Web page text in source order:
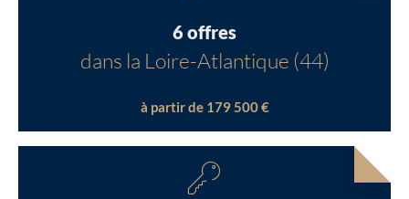
6 offres
dans la Loire-Atlantique (44)
à partir de 179 500 €